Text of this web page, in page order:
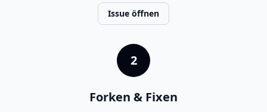
Issue öffnen
2
Forken & Fixen